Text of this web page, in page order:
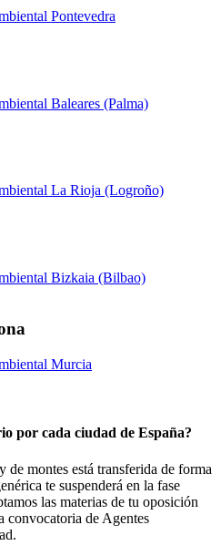
Pontevedra
Baleares (Palma)
La Rioja (Logroño)
Bizkaia (Bilbao)
Murcia
por cada ciudad de España?
montes está transferida de forma
te suspenderá en la fase
las materias de tu oposición
convocatoria de Agentes